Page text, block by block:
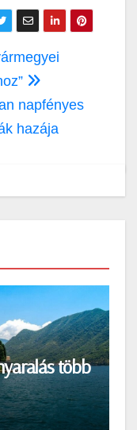
napfényes
hazája
több